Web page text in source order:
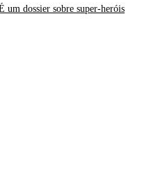
dossier sobre super-heróis